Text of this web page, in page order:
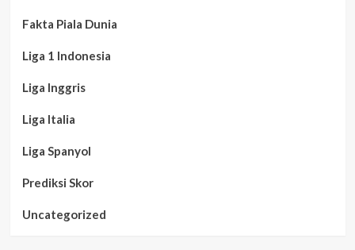
Fakta Piala Dunia
Liga 1 Indonesia
Liga Inggris
Liga Italia
Liga Spanyol
Prediksi Skor
Uncategorized